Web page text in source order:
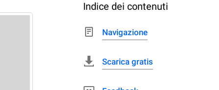
Indice dei contenuti
Navigazione
Scarica gratis